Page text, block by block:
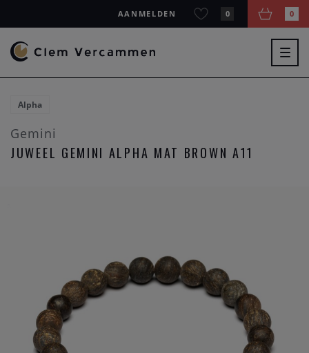
AANMELDEN 0 0
Alpha
Gemini
JUWEEL GEMINI ALPHA MAT BROWN A11